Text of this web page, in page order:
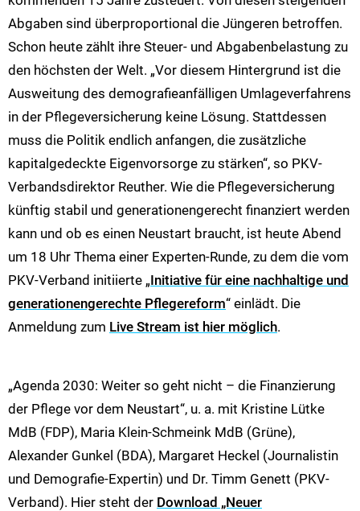
Abgaben sind überproportional die Jüngeren betroffen.
Schon heute zählt ihre Steuer- und Abgabenbelastung zu
den höchsten der Welt. „Vor diesem Hintergrund ist die
Ausweitung des demografieanfälligen Umlageverfahrens
in der Pflegeversicherung keine Lösung. Stattdessen
muss die Politik endlich anfangen, die zusätzliche
kapitalgedeckte Eigenvorsorge zu stärken“, so PKV-
Verbandsdirektor Reuther. Wie die Pflegeversicherung
künftig stabil und generationengerecht finanziert werden
kann und ob es einen Neustart braucht, ist heute Abend
um 18 Uhr Thema einer Experten-Runde, zu dem die vom
PKV-Verband initiierte „Initiative für eine nachhaltige und
generationengerechte Pflegereform“ einlädt. Die
Anmeldung zum Live Stream ist hier möglich.
„Agenda 2030: Weiter so geht nicht – die Finanzierung
der Pflege vor dem Neustart“, u. a. mit Kristine Lütke
MdB (FDP), Maria Klein-Schmeink MdB (Grüne),
Alexander Gunkel (BDA), Margaret Heckel (Journalistin
und Demografie-Expertin) und Dr. Timm Genett (PKV-
Verband). Hier steht der Download „Neuer